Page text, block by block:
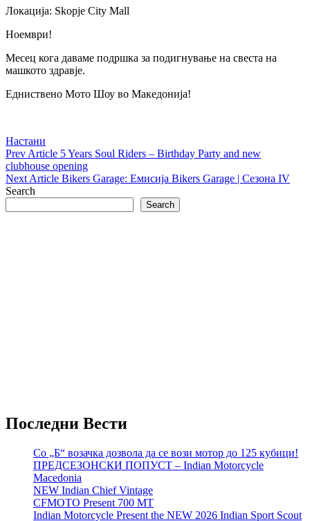
Локација: Skopje City Mall
Ноември!
Месец кога даваме подршка за подигнување на свеста на
машкото здравје.
Едниствено Мото Шоу во Македонија!
Categories
Настани
Post
navigation
Previous
Post
Prev Article 5 Years Soul Riders – Birthday Party and new
clubhouse opening
Next
Post
Next Article Bikers Garage: Емисија Bikers Garage | Сезона IV
Search
Search
Последни Вести
Со „Б“ возачка дозвола да се вози мотор до 125 кубици!
ПРЕДСЕЗОНСКИ ПОПУСТ – Indian Motorcycle
Macedonia
NEW Indian Chief Vintage
CFMOTO Present 700 MT
Indian Motorcycle Present the NEW 2026 Indian Sport Scout